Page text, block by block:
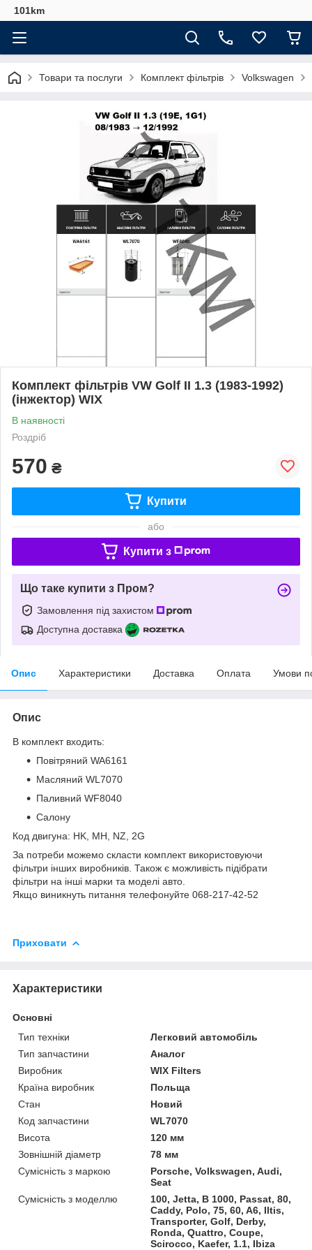
101km
Товари та послуги Комплект фільтрів Volkswagen
Комплект фільтрів VW Golf II 1.3 (1983-1992)
(інжектор) WIX
В наявності
Роздріб
570 ₴
Купити
або
Купити з
Що таке купити з Пром?
Замовлення під захистом
Доступна доставка
Опис Характеристики Доставка Оплата Умови
Опис
В комплект входить:
Повітряний WA6161
Масляний WL7070
Паливний WF8040
Салону
Код двигуна: HK, MH, NZ, 2G
За потреби можемо скласти комплект використовуючи
фільтри інших виробників. Також є можливість підібрати
фільтри на інші марки та моделі авто.
Якщо виникнуть питання телефонуйте 068-217-42-52
Приховати
Характеристики
Основні
Тип техніки
Легковий автомобіль
Тип запчастини
Аналог
Виробник
WIX Filters
Країна виробник
Польща
Стан
Новий
Код запчастини
WL7070
Висота
120 мм
Зовнішній діаметр
78 мм
Сумісність з маркою
Porsche, Volkswagen, Audi,
Seat
Сумісність з моделлю
100, Jetta, B 1000, Passat, 80,
Caddy, Polo, 75, 60, A6, Iltis,
Transporter, Golf, Derby,
Ronda, Quattro, Coupe,
Scirocco, Kaefer, 1.1, Ibiza